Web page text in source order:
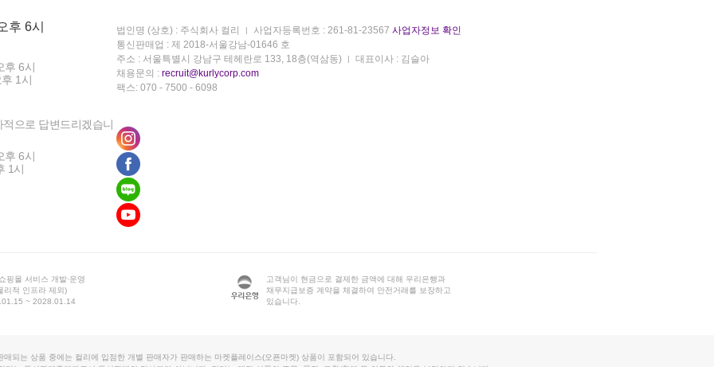
후 6시
후 6시
1시
으로 답변드리겠습니
후 6시
1시
법인명 (상호) : 주식회사 컬리 사업자등록번호 : 261-81-23567 사업자정보 확인
통신판매업 : 제 2018-서울강남-01646 호
주소 : 서울특별시 강남구 테헤란로 133, 18층(역삼동)
대표이사 : 김슬아
채용문의 : recruit@kurlycorp.com
팩스: 070 - 7500 - 6098
핑몰 서비스 개발·운영
리적 인프라 제외)
~ 2028.01.14
고객님이 현금으로 결제한 금액에 대해 우리은행과
채무지급보증 계약을 체결하여 안전거래를 보장하고
있습니다.
매되는 상품 중에는 컬리에 입점한 개별 판매자가 판매하는 마켓플레이스(오픈마켓) 상품이 포함되어 있습니다.